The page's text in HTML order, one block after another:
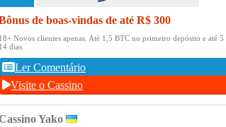
de boas-vindas de até R$ 300
Novos clientes apenas. Até 1,5 BTC no primeiro depósito e até
dias.
Ler Comentário
Visite o Cassino
Yako